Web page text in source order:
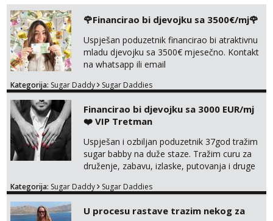
🌹Financirao bi djevojku sa 3500€/mj🌹
Uspješan poduzetnik financirao bi atraktivnu
mladu djevojku sa 3500€ mjesečno. Kontakt
na whatsapp ili email
Kategorija: Sugar Daddy Sugar Daddies
Financirao bi djevojku sa 3000 EUR/mj
❤️ VIP Tretman
Uspješan i ozbiljan poduzetnik 37god tražim
sugar babby na duže staze. Tražim curu za
druženje, zabavu, izlaske, putovanja i druge
otvorena, komunikativna, zgodna i atraktivna
markodalic37@gmail.com
Kategorija: Sugar Daddy Sugar Daddies
U procesu rastave trazim nekog za